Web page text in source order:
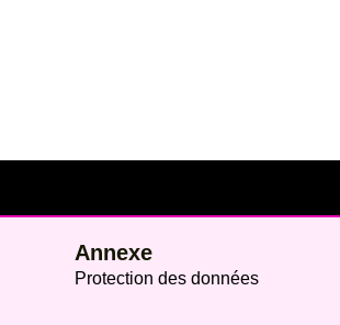
Annexe
Protection des données